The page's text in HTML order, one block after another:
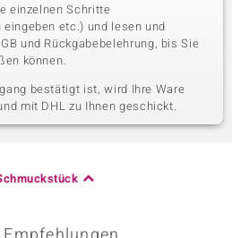
einzelnen Schritte
etc.) und lesen und
und Rückgabebelehrung, bis Sie
können.
bestätigt ist, wird Ihre Ware
mit DHL zu Ihnen geschickt.